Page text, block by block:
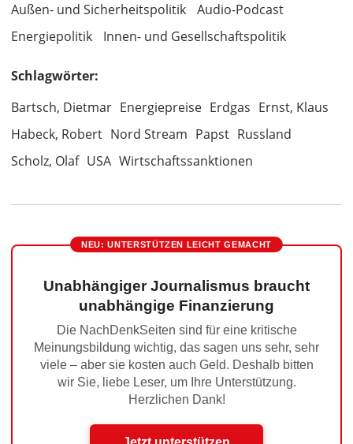
Außen- und Sicherheitspolitik
Audio-Podcast
Energiepolitik
Innen- und Gesellschaftspolitik
Schlagwörter:
Bartsch, Dietmar Energiepreise Erdgas Ernst, Klaus
Habeck, Robert Nord Stream Papst Russland
Scholz, Olaf USA Wirtschaftssanktionen
NEU: UNTERSTÜTZEN LEICHT GEMACHT
Unabhängiger Journalismus braucht
unabhängige Finanzierung
Die NachDenkSeiten sind für eine kritische
Meinungsbildung wichtig, das sagen uns sehr, sehr
viele – aber sie kosten auch Geld. Deshalb bitten
wir Sie, liebe Leser, um Ihre Unterstützung.
Herzlichen Dank!